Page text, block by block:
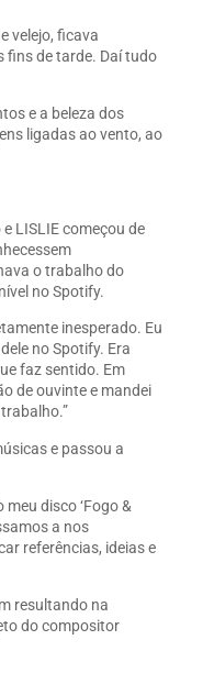
velejo, ficava
fins de tarde. Daí tudo
e a beleza dos
ligadas ao vento, ao
LISLIE começou de
o trabalho do
no Spotify.
inesperado. Eu
no Spotify. Era
faz sentido. Em
de ouvinte e mandei
e passou a
disco ‘Fogo &
a nos
referências, ideias e
resultando na
do compositor